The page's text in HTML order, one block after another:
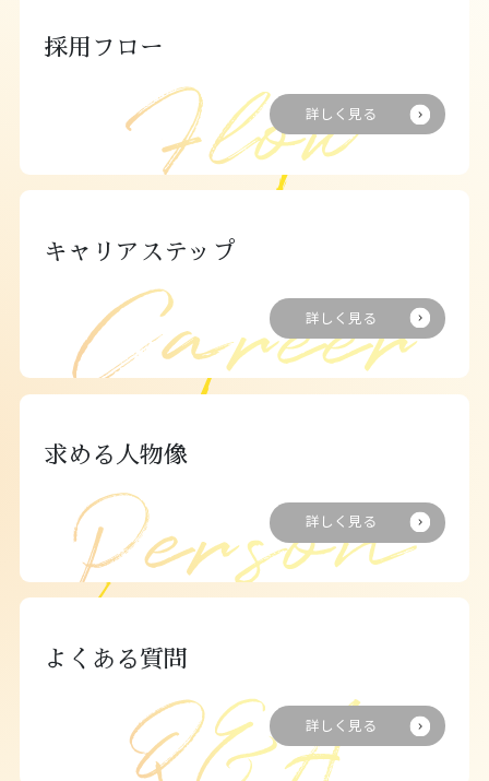
採用フロー
詳しく見る
キャリアステップ
詳しく見る
求める人物像
詳しく見る
よくある質問
詳しく見る